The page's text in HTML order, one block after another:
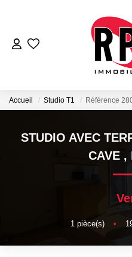
Accueil Studio T1 Référence
STUDIO AVEC
CAVE ,
1 pièce(s) •